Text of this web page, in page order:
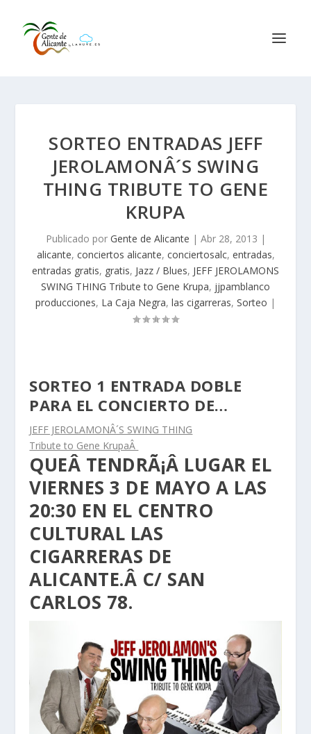
SORTEO ENTRADAS JEFF
JEROLAMONÂ´S SWING
THING TRIBUTE TO GENE
KRUPA
Publicado por Gente de Alicante | Abr 28, 2013 |
alicante, conciertos alicante, conciertosalc, entradas,
entradas gratis, gratis, Jazz / Blues, JEFF JEROLAMONS
SWING THING Tribute to Gene Krupa, jjpamblanco
producciones, La Caja Negra, las cigarreras, Sorteo |
SORTEO 1 ENTRADA DOBLE
PARA EL CONCIERTO DE…
JEFF JEROLAMONÂ´S SWING THING
Tribute to Gene KrupaÂ
QUEÂ TENDRÃ¡Â LUGAR EL
VIERNES 3 DE MAYO A LAS
20:30 EN EL CENTRO
CULTURAL LAS
CIGARRERAS DE
ALICANTE.Â C/ SAN
CARLOS 78.